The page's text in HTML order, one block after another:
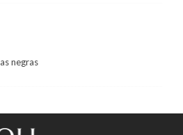
negras